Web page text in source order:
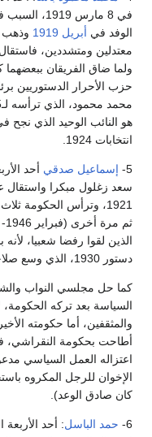
في 8 مارس 1919، السبب في إشعال
الوفد في أبريل 1919 وذهب
حزب الأحرار الدستوريين
هو النائب الوحيد الذي نجح
انتخابات 1924.
5- إسماعيل صدقي أحد
دستور 1930، الذي وسع صلاحيات الملك على حساب البرلمان.
كما حل مجلسي النواب
السياسة بعد تركه
والمثقفين، أما حكومته
أطاحت بحكومة
اعتزاله العمل السياسي
الإخوان للرجل المكروه
كان صادق الوعد).
6- حمد الباسل: أحد